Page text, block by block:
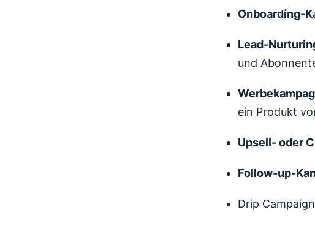
Onboarding-
Lead-
und
ein Produkt
Upsell- oder
Follow-up-
Drip